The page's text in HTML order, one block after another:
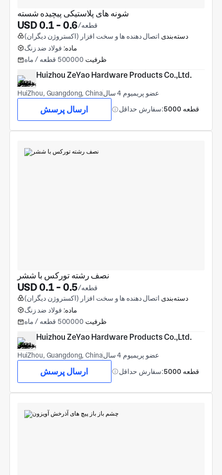
شونه های پلاستیکی پیچیده شسته
USD 0.1 - 0.6 /قطعه
دسته‌بندی اتصال دهنده ها و سخت افزار (اکستروژن دیگران)
ماده: فولاد ضد زنگ
ظرفیت 500000 قطعه / ماه
Huizhou ZeYao Hardware Products Co.,Ltd.
HuiZhou, Guangdong, China عضو پریمیوم 4 سال
ارسال پرسش سفارش حداقل: 5000 قطعه
نصف رشته تورکس با ششر
USD 0.1 - 0.5 /قطعه
دسته‌بندی اتصال دهنده ها و سخت افزار (اکستروژن دیگران)
ماده: فولاد ضد زنگ
ظرفیت 500000 قطعه / ماه
Huizhou ZeYao Hardware Products Co.,Ltd.
HuiZhou, Guangdong, China عضو پریمیوم 4 سال
ارسال پرسش سفارش حداقل: 5000 قطعه